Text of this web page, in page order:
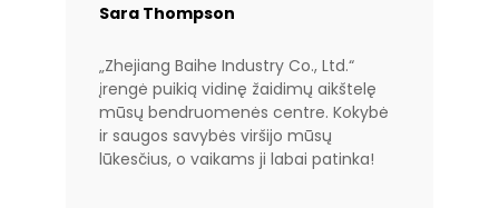
Sara Thompson
„Zhejiang Baihe Industry Co., Ltd.“
įrengė puikią vidinę žaidimų aikštelę
mūsų bendruomenės centre. Kokybė
ir saugos savybės viršijo mūsų
lūkesčius, o vaikams ji labai patinka!